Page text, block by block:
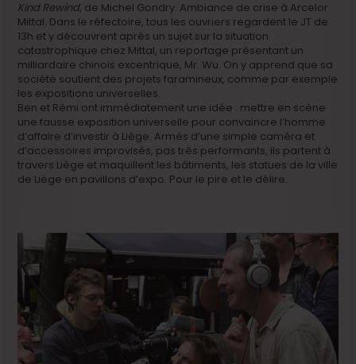
Kind Rewind, de Michel Gondry. Ambiance de crise à Arcelor
Mittal. Dans le réfectoire, tous les ouvriers regardent le JT de
13h et y découvrent après un sujet sur la situation
catastrophique chez Mittal, un reportage présentant un
milliardaire chinois excentrique, Mr. Wu. On y apprend que sa
société soutient des projets faramineux, comme par exemple
les expositions universelles.
Ben et Rémi ont immédiatement une idée : mettre en scène
une fausse exposition universelle pour convaincre l’homme
d’affaire d’investir à Liège. Armés d’une simple caméra et
d’accessoires improvisés, pas très performants, ils partent à
travers Liège et maquillent les bâtiments, les statues de la ville
de Liège en pavillons d’expo. Pour le pire et le délire.